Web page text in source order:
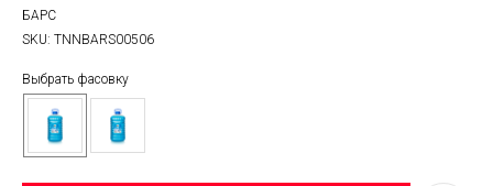
БАРС
SKU: TNNBARS00506
Выбрать фасовку